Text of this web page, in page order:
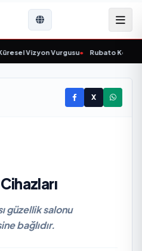
Vizyon Vurgusu• Rubato Konser
X
güzellik salonu
bağlıdır.